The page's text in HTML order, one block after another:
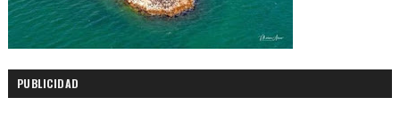
PUBLICIDAD